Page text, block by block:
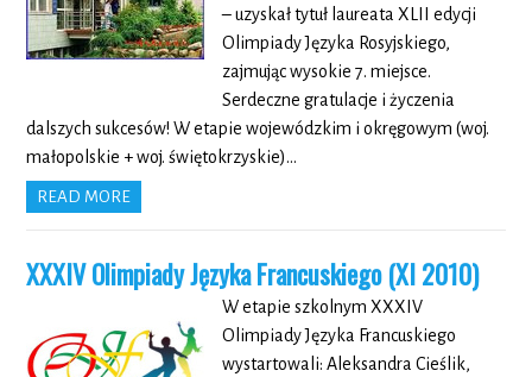
– uzyskał tytuł laureata XLII edycji
Olimpiady Języka Rosyjskiego,
zajmując wysokie 7. miejsce.
Serdeczne gratulacje i życzenia
dalszych sukcesów! W etapie wojewódzkim i okręgowym (woj.
małopolskie + woj. świętokrzyskie)…
READ MORE
XXXIV Olimpiady Języka Francuskiego (XI 2010)
W etapie szkolnym XXXIV
Olimpiady Języka Francuskiego
wystartowali: Aleksandra Cieślik,